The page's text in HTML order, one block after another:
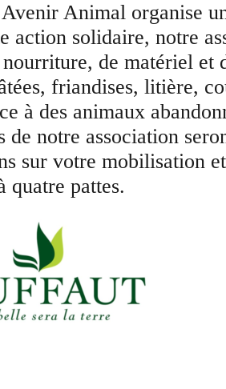
Avenir Animal organise
action solidaire, notre
de matériel
friandises, litière,
à des animaux
de notre association
sur votre mobilisation
quatre pattes.